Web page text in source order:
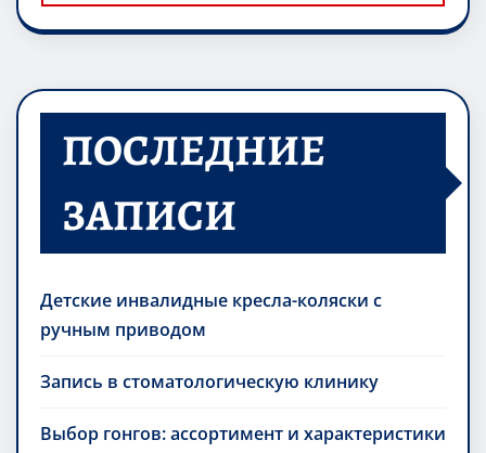
ПОСЛЕДНИЕ
ЗАПИСИ
Детские инвалидные кресла-коляски с
ручным приводом
Запись в стоматологическую клинику
Выбор гонгов: ассортимент и характеристики